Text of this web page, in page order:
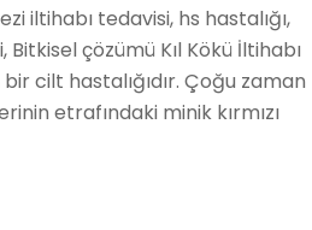
iltihabı tedavisi, hs hastalığı,
çözümü Kıl Kökü İltihabı
cilt hastalığıdır. Çoğu zaman
etrafındaki minik kırmızı